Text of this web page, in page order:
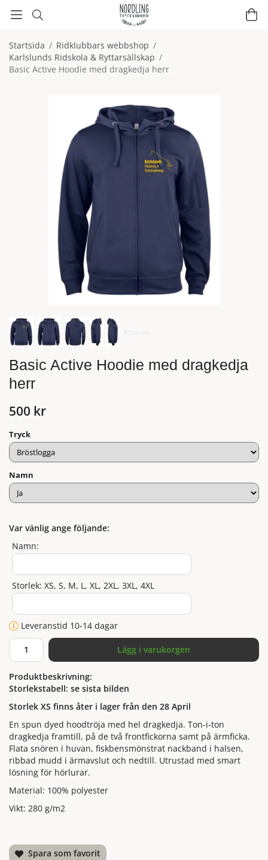
Startsida / Ridklubbars webbshop /
Karlslunds Ridskola & Ryttarsällskap /
Basic Active Hoodie med dragkedja herr
Basic Active Hoodie med dragkedja
herr
500 kr
Tryck
Namn
Var vänlig ange följande:
Namn:
Storlek: XS, S, M, L, XL, 2XL, 3XL, 4XL
Leveranstid 10-14 dagar
Lägg i varukorgen
Produktbeskrivning:
Storlekstabell: se sista bilden
Storlek XS finns åter i lager från den 28 April
En spun dyed hoodtröja med hel dragkedja. Ton-i-ton
dragkedja framtill, på de två frontfickorna samt på ärmficka.
Flata snören i huvan, fiskbensmönstrat nackband i halsen,
ribbad mudd i ärmavslut och nedtill. Utrustad med smart
lösning för hörlurar.
Material: 100% polyester
Vikt: 280 g/m2
Spara som favorit